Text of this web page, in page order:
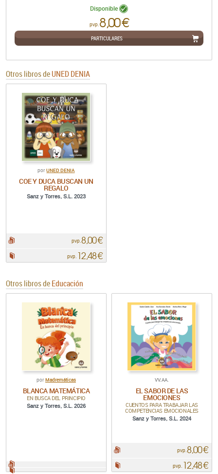
Disponible
pvp. 8,00 €
PARTICULARES
Otros libros deUNED DENIA
porUNED DENIA
COE Y DUCA BUSCAN UN
REGALO
Sanz y Torres, S.L. 2023
pvp. 8,00 €
pvp. 12,48 €
Otros libros deEducación
por Madremáticas
BLANCA MATEMÁTICA
EN BUSCA DEL PRINCIPIO
Sanz y Torres, S.L. 2026
VV.AA.
EL SABOR DE LAS
EMOCIONES
CUENTOS PARA TRABAJAR LAS
COMPETENCIAS EMOCIONALES
Sanz y Torres, S.L. 2024
pvp. 8,00 €
pvp. 12,48 €